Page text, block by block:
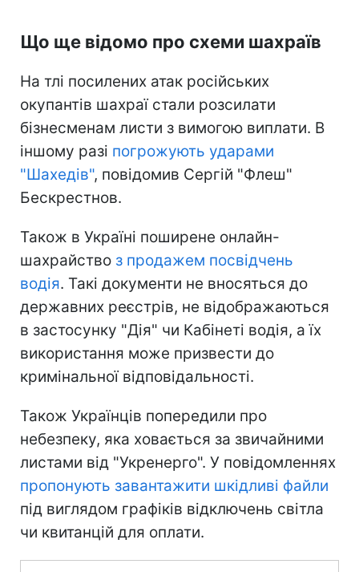
Що ще відомо про схеми шахраїв
На тлі посилених атак російських
окупантів шахраї стали розсилати
бізнесменам листи з вимогою виплати. В
іншому разі погрожують ударами
"Шахедів", повідомив Сергій "Флеш"
Бескрестнов.
Також в Україні поширене онлайн-
шахрайство з продажем посвідчень
водія. Такі документи не вносяться до
державних реєстрів, не відображаються
в застосунку "Дія" чи Кабінеті водія, а їх
використання може призвести до
кримінальної відповідальності.
Також Українців попередили про
небезпеку, яка ховається за звичайними
листами від "Укренерго". У повідомленнях
пропонують завантажити шкідливі файли
під виглядом графіків відключень світла
чи квитанцій для оплати.